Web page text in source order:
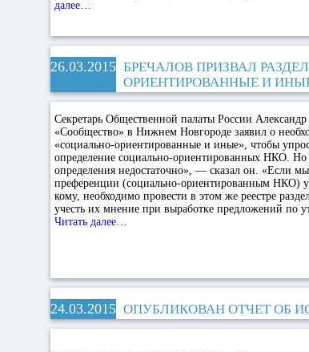
далее…
26.03.2015 БРЕЧАЛОВ ПРИЗВАЛ
ОРИЕНТИРОВАННЫЕ И
Секретарь Общественной палаты России
«Сообщество» в Нижнем Новгороде заявил о
«социально-ориентированные и иные», чтобы
определение социально-ориентированных НКО.
определения недостаточно», — сказал он. «Если
преференции (социально-ориентированным НКО)
кому, необходимо провести в этом же реестре
учесть их мнение при выработке предложений по
Читать далее…
24.03.2015 ОПУБЛИКОВАН ОТЧЕТ ОБ